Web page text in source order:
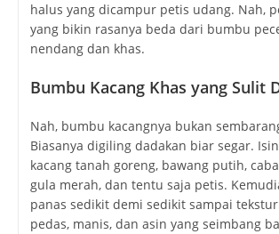
halus yang dicampur petis udang. Nah,
yang bikin rasanya beda dari bumbu
nendang dan khas.
Bumbu Kacang Khas yang Sulit
Nah, bumbu kacangnya bukan
Biasanya digiling dadakan biar segar.
kacang tanah goreng, bawang putih,
gula merah, dan tentu saja petis.
panas sedikit demi sedikit sampai
pedas, manis, dan asin yang seimbang